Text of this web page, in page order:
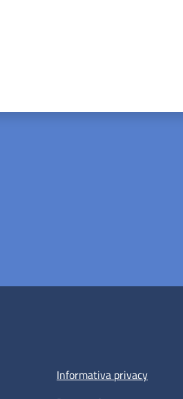
Informativa privacy